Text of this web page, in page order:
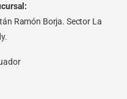
Ramón Borja. Sector La